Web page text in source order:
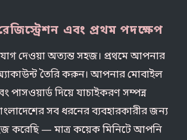
এবং প্রথম পদক্ষেপ
দেওয়া অত্যন্ত সহজ। প্রথমে আপনার
তৈরি করুন। আপনার মোবাইল
পাসওয়ার্ড দিয়ে যাচাইকরণ সম্পন্ন
সব ধরনের ব্যবহারকারীর জন্য
করেছি — মাত্র কয়েক মিনিটে আপনি